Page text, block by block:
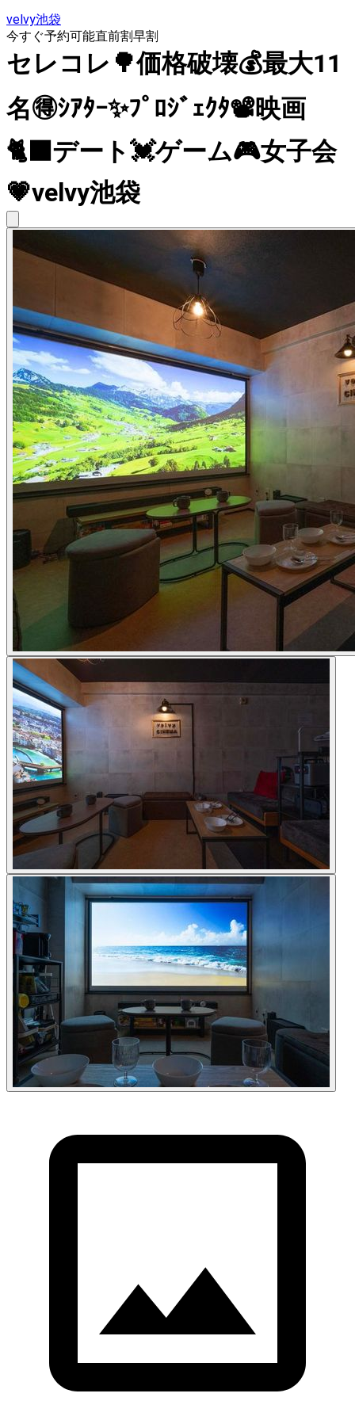
velvy池袋
今すぐ予約可能直前割早割
セレコレ🌳価格破壊💰最大11
名🉐ｼｱﾀｰ✨ﾌﾟﾛｼﾞｪｸﾀ📽️映画
🐈‍⬛デート💓ゲーム🎮女子会
💗velvy池袋